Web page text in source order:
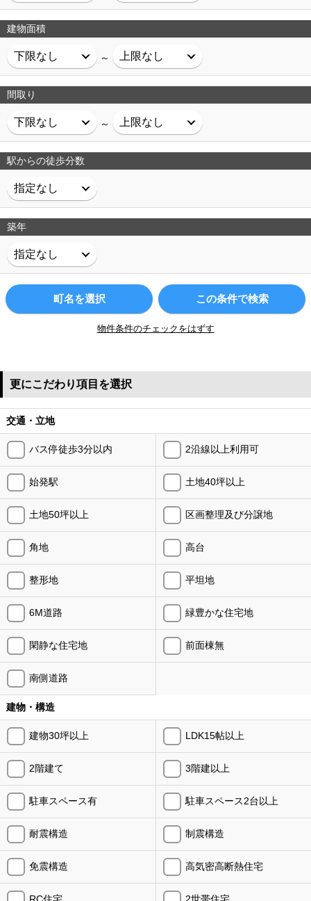
建物面積
～
間取り
～
駅からの徒歩分数
築年
町名を選択 この条件で検索
物件条件のチェックをはずす
更にこだわり項目を選択
交通・立地
バス停徒歩3分以内 2沿線以上利用可
始発駅 土地40坪以上
土地50坪以上 区画整理及び分譲地
角地 高台
整形地 平坦地
6M道路 緑豊かな住宅地
閑静な住宅地 前面棟無
南側道路
建物・構造
建物30坪以上 LDK15帖以上
2階建て 3階建以上
駐車スペース有 駐車スペース2台以上
耐震構造 制震構造
免震構造 高気密高断熱住宅